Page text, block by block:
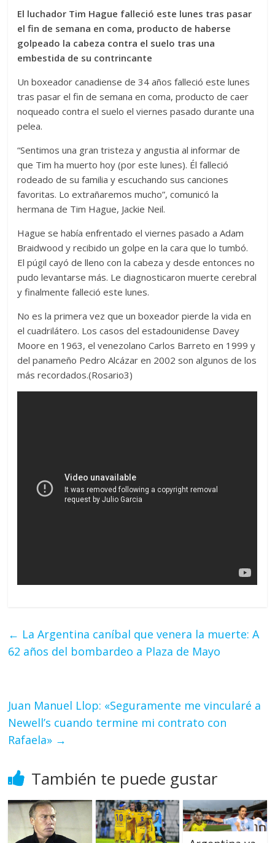
El luchador Tim Hague falleció este lunes tras pasar
el fin de semana en coma, producto de haberse
golpeado la cabeza contra el suelo tras una
embestida de su contrincante
Un boxeador canadiense de 34 años falleció este lunes
tras pasar el fin de semana en coma, producto de caer
noqueado contra el suelo el viernes pasado durante una
pelea.
“Sentimos una gran tristeza y angustia al informar de
que Tim ha muerto hoy (por este lunes). Él falleció
rodeado de su familia y escuchando sus canciones
favoritas. Lo extrañaremos mucho”, comunicó la
hermana de Tim Hague, Jackie Neil.
Hague se había enfrentado el viernes pasado a Adam
Braidwood y recibido un golpe en la cara que lo tumbó.
El púgil cayó de lleno con la cabeza y desde entonces no
pudo levantarse más. Le diagnosticaron muerte cerebral
y finalmente falleció este lunes.
No es la primera vez que un boxeador pierde la vida en
el cuadrilátero. Los casos del estadounidense Davey
Moore en 1963, el venezolano Carlos Barreto en 1999 y
del panameño Pedro Alcázar en 2002 son algunos de los
más recordados.(Rosario3)
← La Argentina caníbal que venera la muerte: A
62 años del bombardeo a Plaza de Mayo
Juan Manuel Llop: «Seguramente me vincularé a
Newell’s cuando termine mi contrato con
Rafaela» →
También te puede gustar